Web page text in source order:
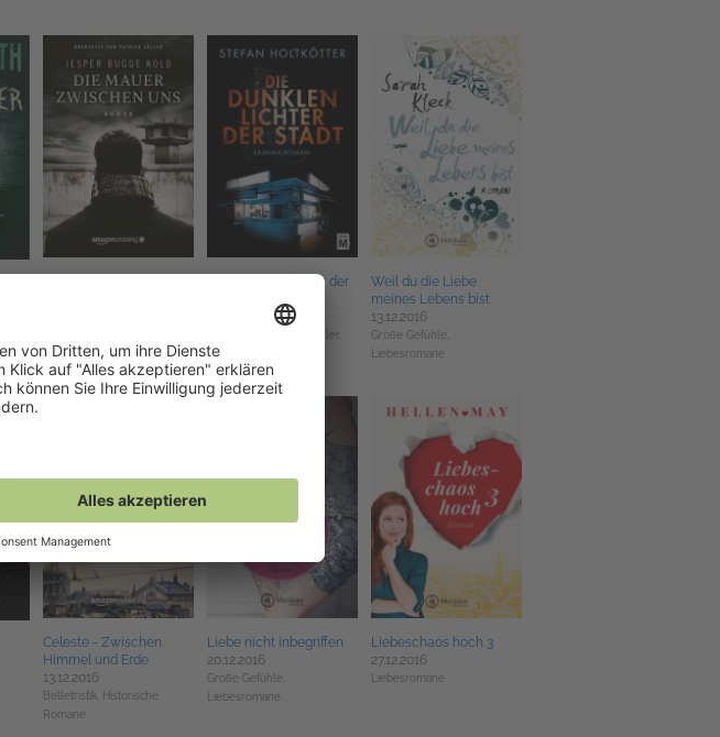
Die dunklen Lichter der
Krimis, Thriller,
Mystery
Weil du die Liebe
meines Lebens bist
13.12.2016
Große Gefühle,
Liebesromane
Celeste - Zwischen
Himmel und Erde
13.12.2016
Belletristik,
Historische
Romane
Liebe nicht inbegriffen
20.12.2016
Große Gefühle,
Liebesromane
Liebeschaos hoch 3
27.12.2016
Liebesromane